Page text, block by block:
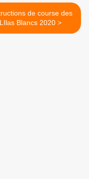
de course des
LIlas Blancs 2020 >